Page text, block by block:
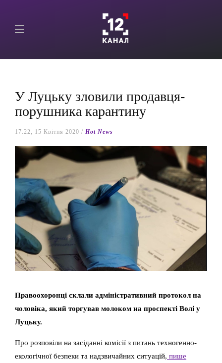
У Луцьку зловили продавця-
порушника карантину
17:22, 15 Квітня 2020 / Hot News
Правоохоронці склали адміністративний протокол на
чоловіка, який торгував молоком на проспекті Волі у
Луцьку.
Про розповіли на засіданні комісії з питань техногенно-
екологічної безпеки та надзвичайних ситуацій, пише